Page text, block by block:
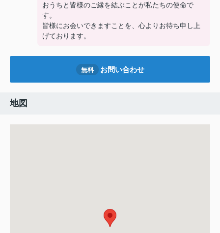
おうちと皆様のご縁を結ぶことが私たちの使命で
す。
皆様にお会いできますことを、心よりお待ち申し上
げております。
無料 お問い合わせ
地図